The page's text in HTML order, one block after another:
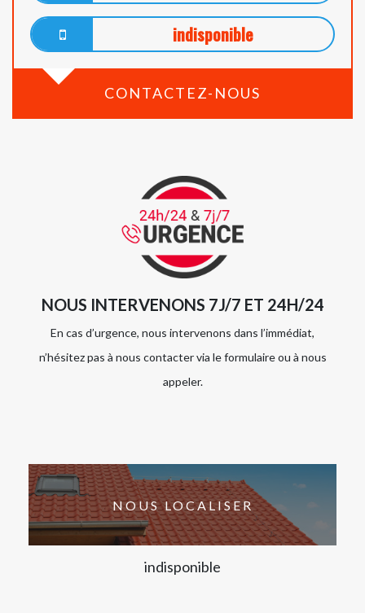
indisponible
CONTACTEZ-NOUS
NOUS INTERVENONS 7J/7 ET 24H/24
En cas d’urgence, nous intervenons dans l’immédiat,
n’hésitez pas à nous contacter via le formulaire ou à nous
appeler.
NOUS LOCALISER
indisponible